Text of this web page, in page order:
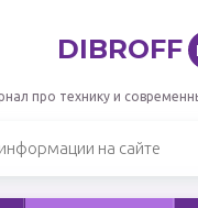
DIBROFF
про технику и